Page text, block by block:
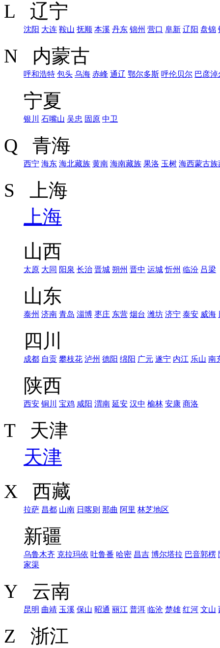
L 辽宁
沈阳 大连 鞍山 抚顺 本溪 丹东 锦州 营口 阜新 辽阳 盘锦
N 内蒙古
呼和浩特 包头 乌海 赤峰 通辽 鄂尔多斯 呼伦贝尔 巴彦淖
宁夏
银川 石嘴山 吴忠 固原 中卫
Q 青海
西宁 海东 海北藏族 黄南 海南藏族 果洛 玉树 海西蒙古族
S 上海
上海
山西
太原 大同 阳泉 长治 晋城 朔州 晋中 运城 忻州 临汾 吕梁
山东
泰州 济南 青岛 淄博 枣庄 东营 烟台 潍坊 济宁 泰安 威海
四川
成都 自贡 攀枝花 泸州 德阳 绵阳 广元 遂宁 内江 乐山 南
陕西
西安 铜川 宝鸡 咸阳 渭南 延安 汉中 榆林 安康 商洛
T 天津
天津
X 西藏
拉萨 昌都 山南 日喀则 那曲 阿里 林芝地区
新疆
乌鲁木齐 克拉玛依 吐鲁番 哈密 昌吉 博尔塔拉 巴音郭楞
家渠
Y 云南
昆明 曲靖 玉溪 保山 昭通 丽江 普洱 临沧 楚雄 红河 文山
Z 浙江